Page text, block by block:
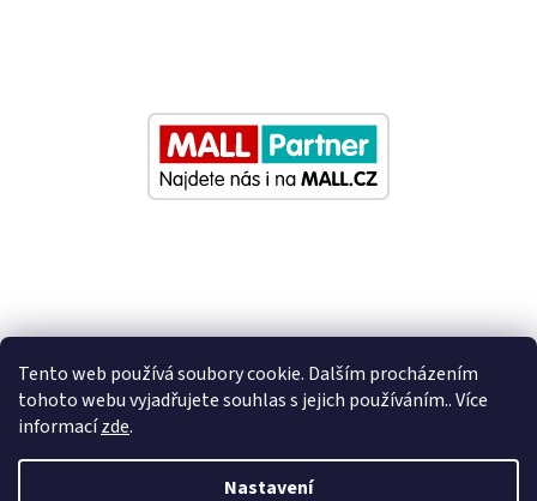
Tento web používá soubory cookie. Dalším procházením
tohoto webu vyjadřujete souhlas s jejich používáním.. Více
informacízde.
Nastavení